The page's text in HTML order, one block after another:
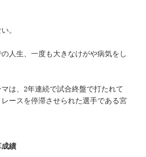
。
人生、一度も大きなけがや病気をし
は、2年連続で試合終盤で打たれて
ースを停滞させられた選手である宮
績